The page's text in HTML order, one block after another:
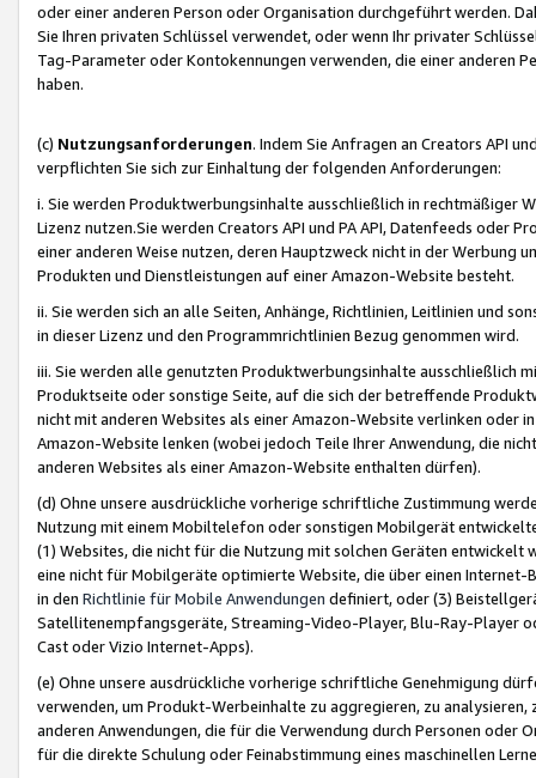
oder einer anderen Person oder Organisation durchgeführt werden.
Sie Ihren privaten Schlüssel verwendet, oder wenn Ihr privater
Tag-Parameter oder Kontokennungen verwenden, die einer anderen
haben.
(c) Nutzungsanforderungen. Indem Sie Anfragen an Creators API
verpflichten Sie sich zur Einhaltung der folgenden Anforderungen:
i. Sie werden Produktwerbungsinhalte ausschließlich in rechtmäßiger
Lizenz nutzen.Sie werden Creators API und PA API, Datenfeeds oder
einer anderen Weise nutzen, deren Hauptzweck nicht in der Werbung
Produkten und Dienstleistungen auf einer Amazon-Website besteht.
ii. Sie werden sich an alle Seiten, Anhänge, Richtlinien, Leitlinien und
in dieser Lizenz und den Programmrichtlinien Bezug genommen wird.
iii. Sie werden alle genutzten Produktwerbungsinhalte ausschließlich
Produktseite oder sonstige Seite, auf die sich der betreffende
nicht mit anderen Websites als einer Amazon-Website verlinken oder
Amazon-Website lenken (wobei jedoch Teile Ihrer Anwendung, die
anderen Websites als einer Amazon-Website enthalten dürfen).
(d) Ohne unsere ausdrückliche vorherige schriftliche Zustimmung
Nutzung mit einem Mobiltelefon oder sonstigen Mobilgerät
(1) Websites, die nicht für die Nutzung mit solchen Geräten
eine nicht für Mobilgeräte optimierte Website, die über einen
in den Richtlinie für Mobile Anwendungen definiert, oder (3)
Satellitenempfangsgeräte, Streaming-Video-Player, Blu-Ray-Player
Cast oder Vizio Internet-Apps).
(e) Ohne unsere ausdrückliche vorherige schriftliche Genehmigung
verwenden, um Produkt-Werbeinhalte zu aggregieren, zu
anderen Anwendungen, die für die Verwendung durch Personen
für die direkte Schulung oder Feinabstimmung eines maschinellen